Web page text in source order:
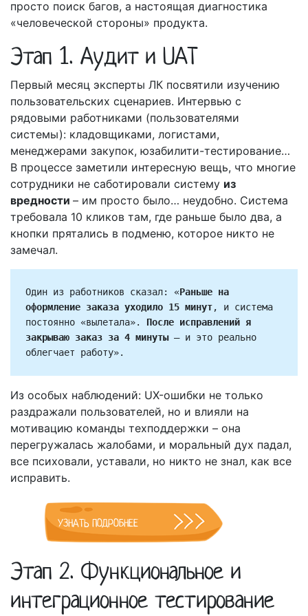
просто поиск багов, а настоящая диагностика
«человеческой стороны» продукта.
Этап 1. Аудит и UAT
Первый месяц эксперты ЛК посвятили изучению
пользовательских сценариев. Интервью с
рядовыми работниками (пользователями
системы): кладовщиками, логистами,
менеджерами закупок, юзабилити-тестирование…
В процессе заметили интересную вещь, что многие
сотрудники не саботировали систему из
вредности – им просто было… неудобно. Система
требовала 10 кликов там, где раньше было два, а
кнопки прятались в подменю, которое никто не
замечал.
Один из работников сказал: «Раньше на
оформление заказа уходило 15 минут, и система
постоянно «вылетала». После исправлений я
закрываю заказ за 4 минуты – и это реально
облегчает работу».
Из особых наблюдений: UX-ошибки не только
раздражали пользователей, но и влияли на
мотивацию команды техподдержки – она
перегружалась жалобами, и моральный дух падал,
все психовали, уставали, но никто не знал, как все
исправить.
УЗНАТЬ ПОДРОБНЕЕ
Этап 2. Функциональное и
интеграционное тестирование